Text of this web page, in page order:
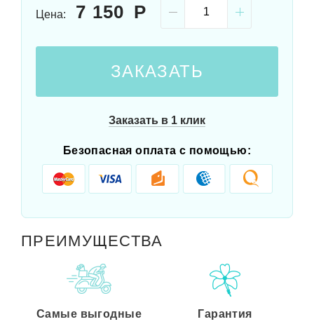
Цена: 7 150
ЗАКАЗАТЬ
Заказать в 1 клик
Безопасная оплата с помощью:
ПРЕИМУЩЕСТВА
Самые выгодные
Гарантия